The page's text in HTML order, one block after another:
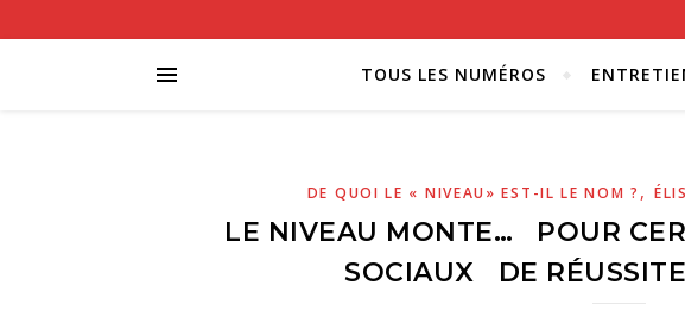
TOUS LES NUMÉROS
DE QUOI LE « NIVEAU» EST-IL LE NOM ? ,
LE NIVEAU MONTE… POUR
SOCIAUX DE